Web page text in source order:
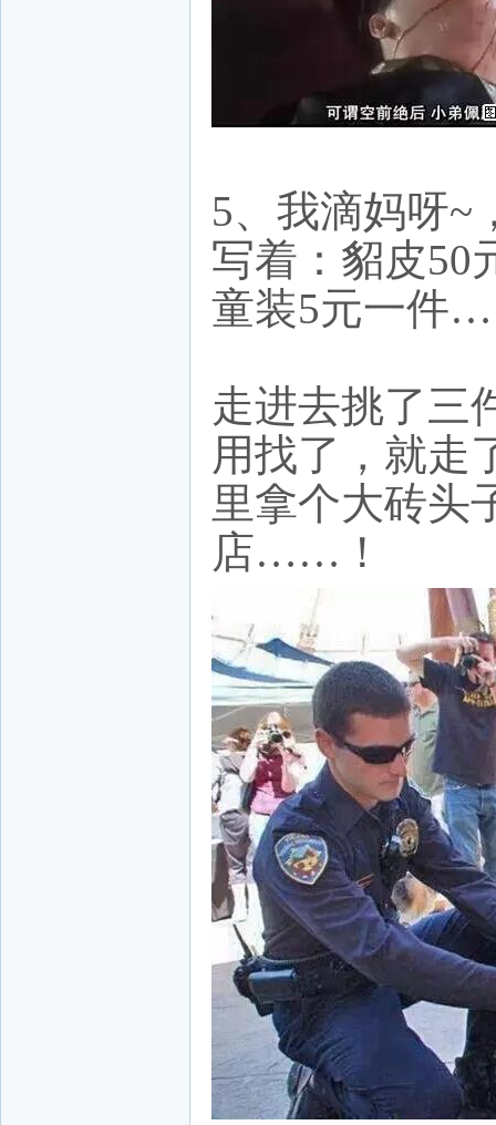
5、我滴妈呀~
写着：貂皮50
童装5元一件
走进去挑了三
用找了，就走
里拿个大砖头
店……！